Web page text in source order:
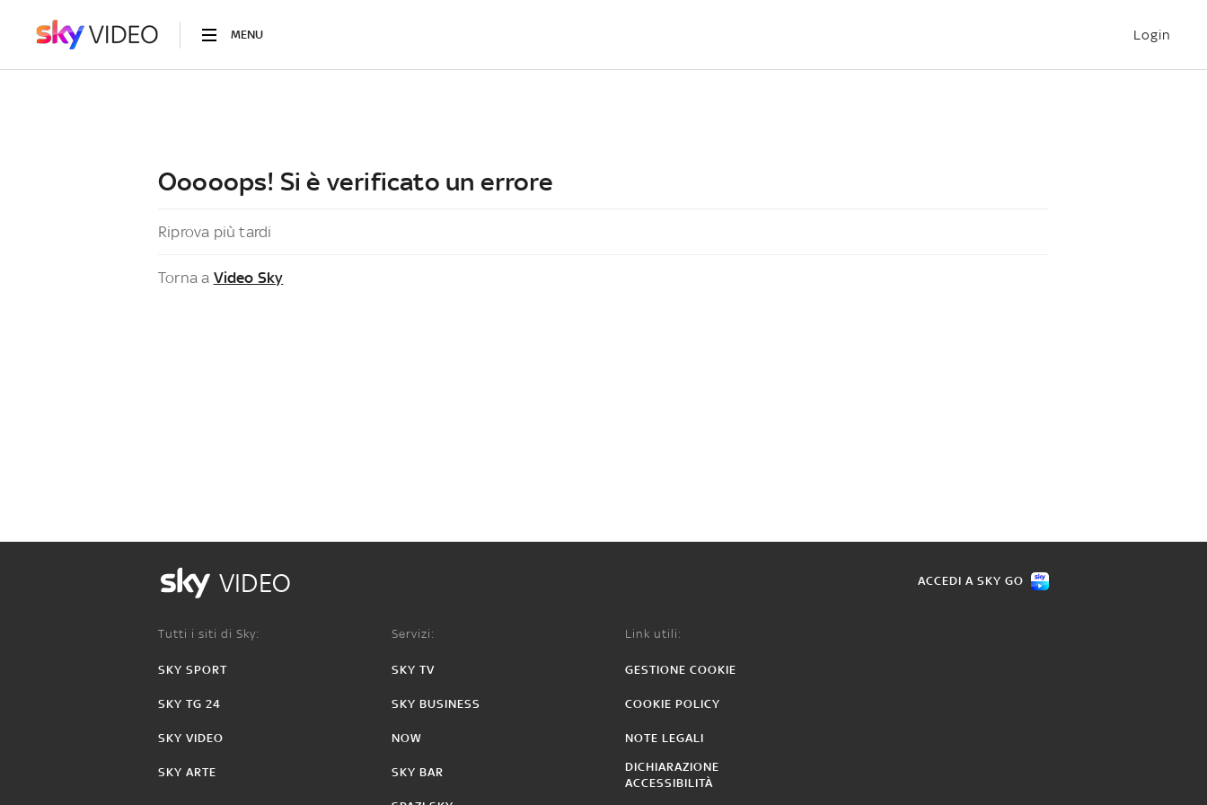
MENU Login
Ooooops! Si è verificato un errore
Riprova più tardi
Torna a Video Sky
VIDEO ACCEDI A SKY GO
Tutti i siti di Sky:
SKY SPORT
SKY TG 24
SKY VIDEO
SKY ARTE
Servizi:
SKY TV
SKY BUSINESS
NOW
SKY BAR
Link utili:
GESTIONE COOKIE
COOKIE POLICY
NOTE LEGALI
DICHIARAZIONE
ACCESSIBILITÀ